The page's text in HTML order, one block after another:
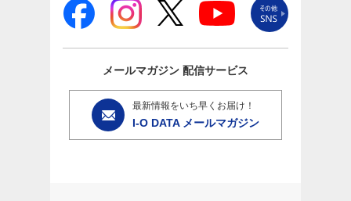
メールマガジン 配信サービス
最新情報をいち早くお届け！
I-O DATA メールマガジン